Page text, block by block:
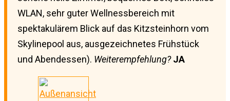
WLAN, sehr guter Wellnessbereich mit
spektakulärem Blick auf das Kitzsteinhorn vom
Skylinepool aus, ausgezeichnetes Frühstück
und Abendessen). Weiterempfehlung? JA